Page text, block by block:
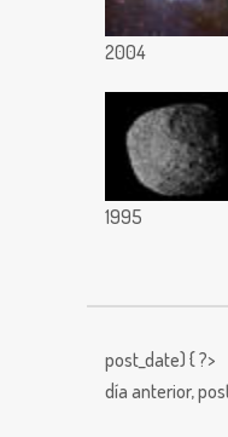
2004
1995
post_date) { ?>
día anterior,